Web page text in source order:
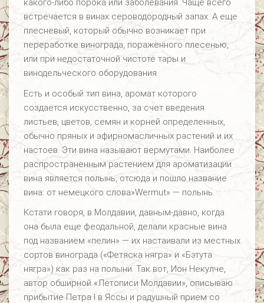
какого-либо порока или заболевания. Чаще всего
встречается в винах сероводородный запах. А еще
плесневый, который обычно возникает при
переработке винограда, пораженного плесенью,
или при недостаточной чистоте тары и
винодельческого оборудования.
Есть и особый тип вина, аромат которого
создается искусственно, за счет введения
листьев, цветов, семян и корней определенных,
обычно пряных и эфирномасличных растений и их
настоев. Эти вина называют вермутами. Наиболее
распространенным растением для ароматизации
вина является полынь, отсюда и пошло название
вина: от немецкого слова»Wermut» — полынь.
Кстати говоря, в Молдавии, давным-давно, когда
она была еще феодальной, делали красные вина
под названием «пелин» — их настаивали из местных
сортов винограда («Фетяска нягра» и «Бэтута
нягра») как раз на полыни. Так вот, Ион Некулче,
автор обширной «Летописи Молдавии», описываю
прибытие Петра I в Яссы и радушный прием со